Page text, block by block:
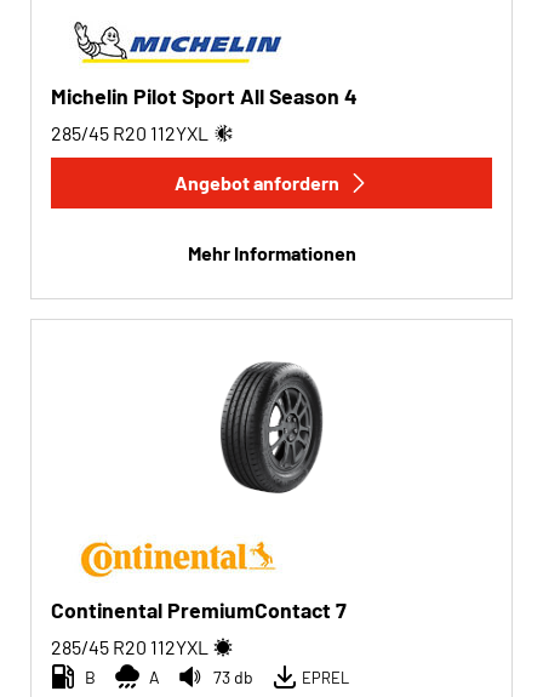
Michelin Pilot Sport All Season 4
285/45 R20 112YXL
Angebot anfordern
Mehr Informationen
Continental PremiumContact 7
285/45 R20 112YXL
B A 73 db EPREL